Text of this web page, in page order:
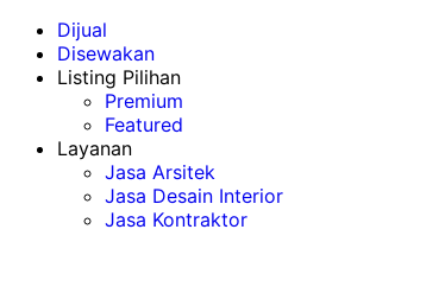
Dijual
Disewakan
Listing Pilihan
Premium
Featured
Layanan
Jasa Arsitek
Jasa Desain Interior
Jasa Kontraktor